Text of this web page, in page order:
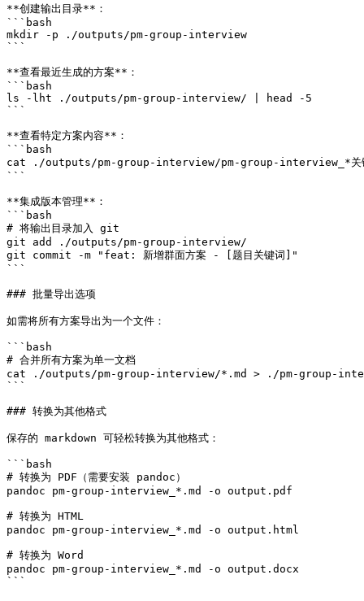
**创建输出目录**：
```bash
mkdir -p ./outputs/pm-group-interview
```
**查看最近生成的方案**：
```bash
ls -lht ./outputs/pm-group-interview/ | head -5
```
**查看特定方案内容**：
```bash
cat ./outputs/pm-group-interview/pm-group-interview_*关
```
**集成版本管理**：
```bash
# 将输出目录加入 git
git add ./outputs/pm-group-interview/
git commit -m "feat: 新增群面方案 - [题目关键词]"
```
### 批量导出选项
如需将所有方案导出为一个文件：
```bash
# 合并所有方案为单一文档
cat ./outputs/pm-group-interview/*.md > ./pm-group-
```
### 转换为其他格式
保存的 markdown 可轻松转换为其他格式：
```bash
# 转换为 PDF（需要安装 pandoc）
pandoc pm-group-interview_*.md -o output.pdf
# 转换为 HTML
pandoc pm-group-interview_*.md -o output.html
# 转换为 Word
pandoc pm-group-interview_*.md -o output.docx